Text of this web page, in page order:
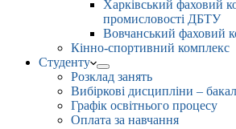
Харківський фаховий
промисловості ДБТУ
Вовчанський фаховий
Кінно-спортивний комплекс
Студенту
Розклад занять
Вибіркові дисципліни –
Графік освітнього процесу
Оплата за навчання